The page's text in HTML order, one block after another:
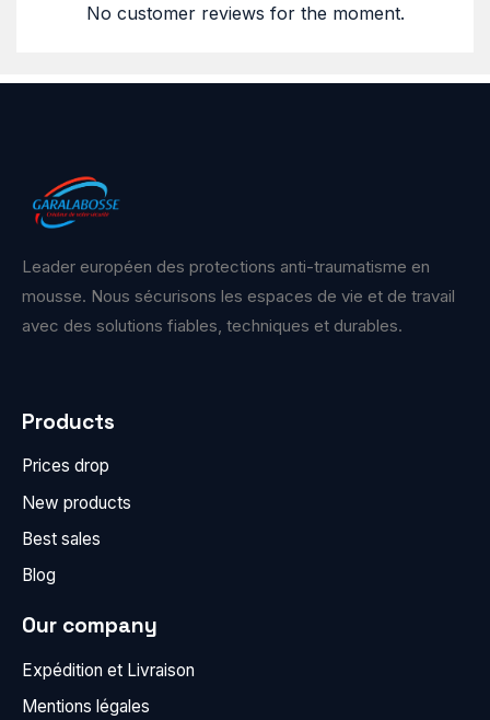
No customer reviews for the moment.
Leader européen des protections anti-traumatisme en
mousse. Nous sécurisons les espaces de vie et de travail
avec des solutions fiables, techniques et durables.
Products
Prices drop
New products
Best sales
Blog
Our company
Expédition et Livraison
Mentions légales